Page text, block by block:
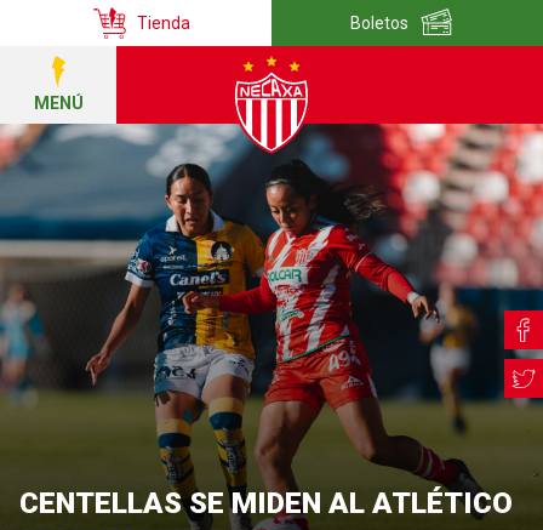
Tienda Boletos
MENÚ
CENTELLAS SE MIDEN AL ATLÉTICO